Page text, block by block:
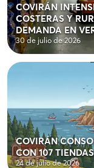
COVIRÁN
COSTERAS Y
DEMANDA EN
30 de julio de 2026
COVIRÁN
CON 107
24 de julio de 2026